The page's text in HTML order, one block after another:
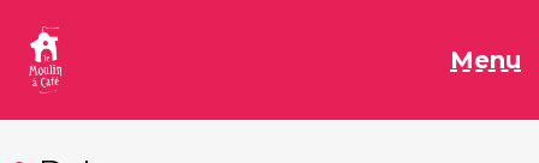
contenu
Menu